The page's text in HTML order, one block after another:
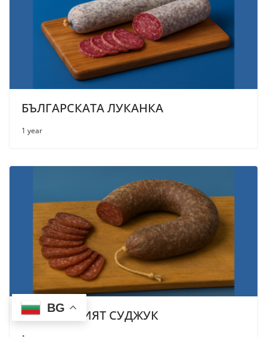
БЪЛГАРСКАТА ЛУКАНКА
1 year
БЪЛГАРСКИЯТ СУДЖУК
BG